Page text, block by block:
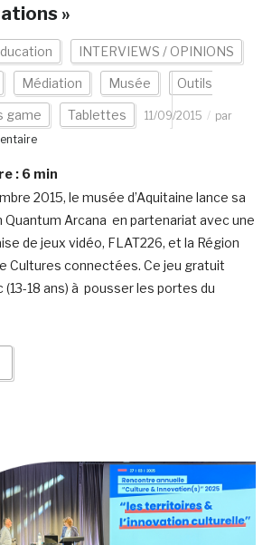
»
INTERVIEWS / OPINIONS
Médiation Musée Outils
game Tablettes 11/09/2015
par
: 6 min
2015, le musée d’Aquitaine lance sa
Quantum Arcana en partenariat avec une
de jeux vidéo, FLAT226, et la Région
Cultures connectées. Ce jeu gratuit
(13-18 ans) à pousser les portes du